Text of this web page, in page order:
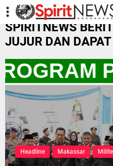
-->
SPIRITNEWS
JUJUR DAN
Headline Makassar